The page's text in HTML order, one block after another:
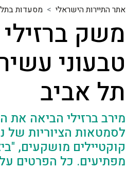
אתר התיירות הישראלי מסעדות
משק
טבעוני
תל אביב
מירב ברזילי הביאה את
לסמטאות הציוריות של
קוקטיילים מושקעים,
מפתיעים. כל הפרטים